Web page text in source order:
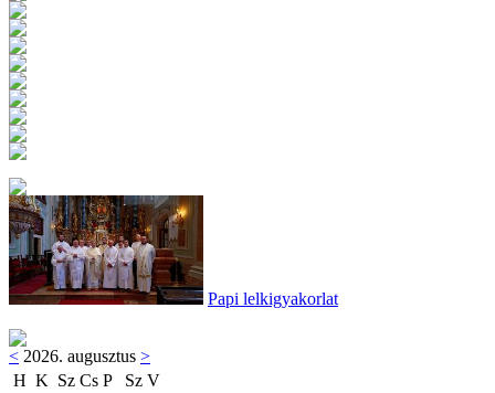
Papi lelkigyakorlat
< 2026. augusztus >
H K Sz Cs P Sz V